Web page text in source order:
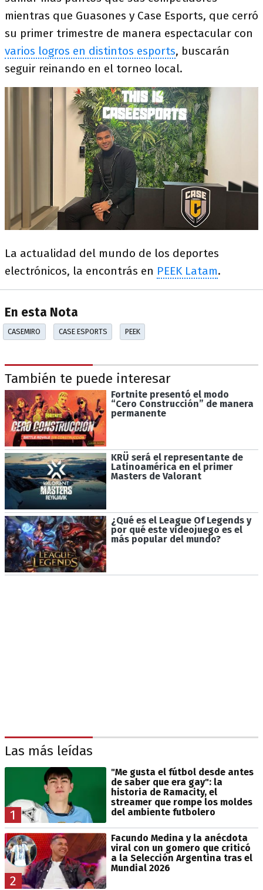
mientras que Guasones y Case Esports, que cerró
su primer trimestre de manera espectacular con
varios logros en distintos esports, buscarán
seguir reinando en el torneo local.
La actualidad del mundo de los deportes
electrónicos, la encontrás en PEEK Latam.
En esta Nota
CASEMIRO CASE ESPORTS PEEK
También te puede interesar
Fortnite presentó el modo
“Cero Construcción” de manera
permanente
KRÜ será el representante de
Latinoamérica en el primer
Masters de Valorant
¿Qué es el League Of Legends y
por qué este videojuego es el
más popular del mundo?
Las más leídas
1
"Me gusta el fútbol desde antes
de saber que era gay": la
historia de Ramacity, el
streamer que rompe los moldes
del ambiente futbolero
2
Facundo Medina y la anécdota
viral con un gomero que criticó
a la Selección Argentina tras el
Mundial 2026